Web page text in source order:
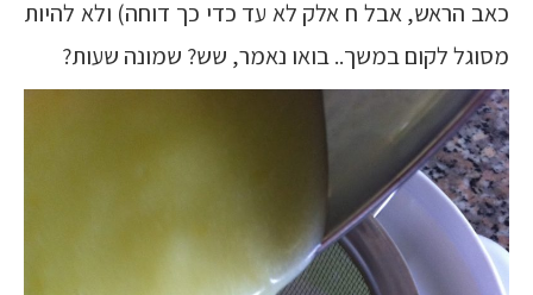
כאב הראש, אבל ח אלק לא עד כדי כך דוחה) ולא להיות
מסוגל לקום במשך.. בואו נאמר, שש? שמונה שעות?